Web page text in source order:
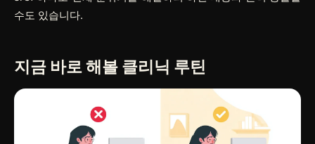
수도 있습니다.
지금 바로 해볼 클리닉 루틴